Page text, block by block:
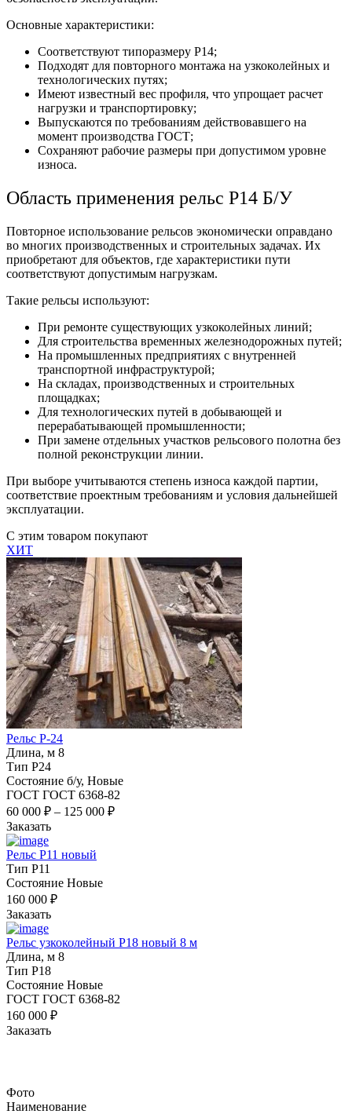
Основные характеристики:
Соответствуют типоразмеру Р14;
Подходят для повторного монтажа на узкоколейных и
технологических путях;
Имеют известный вес профиля, что упрощает расчет
нагрузки и транспортировку;
Выпускаются по требованиям действовавшего на
момент производства ГОСТ;
Сохраняют рабочие размеры при допустимом уровне
износа.
Область применения рельс Р14 Б/У
Повторное использование рельсов экономически оправдано
во многих производственных и строительных задачах. Их
приобретают для объектов, где характеристики пути
соответствуют допустимым нагрузкам.
Такие рельсы используют:
При ремонте существующих узкоколейных линий;
Для строительства временных железнодорожных путей;
На промышленных предприятиях с внутренней
транспортной инфраструктурой;
На складах, производственных и строительных
площадках;
Для технологических путей в добывающей и
перерабатывающей промышленности;
При замене отдельных участков рельсового полотна без
полной реконструкции линии.
При выборе учитываются степень износа каждой партии,
соответствие проектным требованиям и условия дальнейшей
эксплуатации.
С этим товаром покупают
ХИТ
Рельс Р-24
Длина, м 8
Тип Р24
Состояние б/у, Новые
ГОСТ ГОСТ 6368-82
60 000 ₽ – 125 000 ₽
Заказать
Рельс Р11 новый
Тип Р11
Состояние Новые
160 000 ₽
Заказать
Рельс узкоколейный Р18 новый 8 м
Длина, м 8
Тип Р18
Состояние Новые
ГОСТ ГОСТ 6368-82
160 000 ₽
Заказать
Фото
Наименование